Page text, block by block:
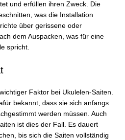
und erfüllen ihren Zweck. Die
was die Installation
über gerissene oder
dem Auspacken, was für eine
spricht.
Faktor bei Ukulelen-Saiten.
bekannt, dass sie sich anfangs
werden müssen. Auch
ist dies der Fall. Es dauert
bis sich die Saiten vollständig